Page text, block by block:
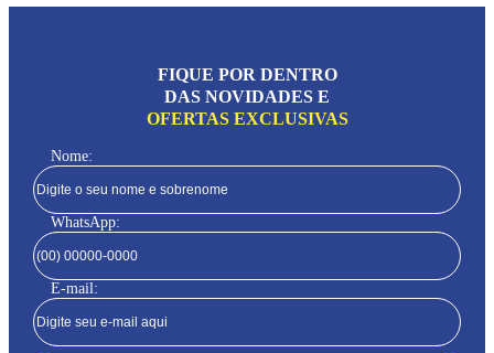
FIQUE POR DENTRO
DAS NOVIDADES E
OFERTAS EXCLUSIVAS
Nome:
WhatsApp:
E-mail: